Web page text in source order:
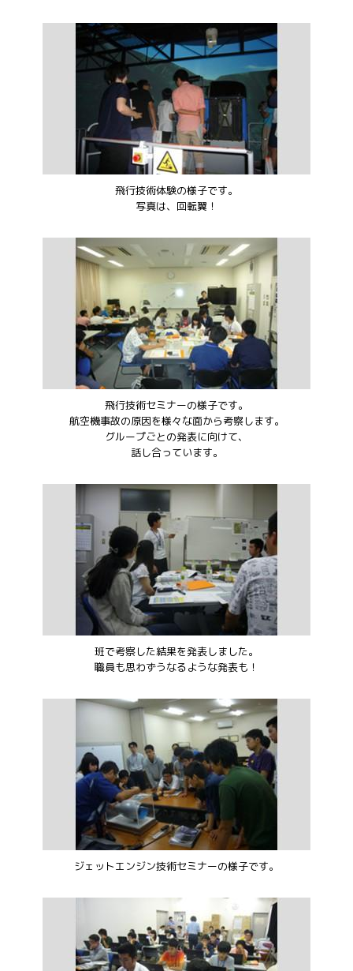
飛行技術体験の様子です。
写真は、回転翼！
飛行技術セミナーの様子です。
航空機事故の原因を様々な面から考察します。
グループごとの発表に向けて、
話し合っています。
班で考察した結果を発表しました。
職員も思わずうなるような発表も！
ジェットエンジン技術セミナーの様子です。